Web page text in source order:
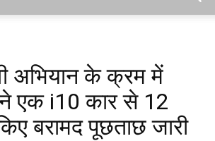
अभियान के क्रम में
एक i10 कार से 12
बरामद पूछताछ जारी